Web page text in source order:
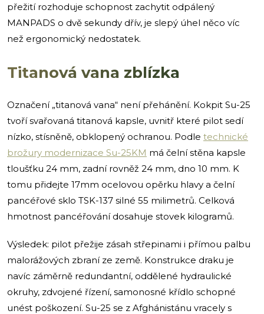
přežití rozhoduje schopnost zachytit odpálený
MANPADS o dvě sekundy dřív, je slepý úhel něco víc
než ergonomický nedostatek.
Titanová vana zblízka
Označení „titanová vana“ není přehánění. Kokpit Su-25
tvoří svařovaná titanová kapsle, uvnitř které pilot sedí
nízko, stísněně, obklopený ochranou. Podle technické
brožury modernizace Su-25KM má čelní stěna kapsle
tloušťku 24 mm, zadní rovněž 24 mm, dno 10 mm. K
tomu přidejte 17mm ocelovou opěrku hlavy a čelní
pancéřové sklo TSK-137 silné 55 milimetrů. Celková
hmotnost pancéřování dosahuje stovek kilogramů.
Výsledek: pilot přežije zásah střepinami i přímou palbu
malorážových zbraní ze země. Konstrukce draku je
navíc záměrně redundantní, oddělené hydraulické
okruhy, zdvojené řízení, samonosné křídlo schopné
unést poškození. Su-25 se z Afghánistánu vracely s